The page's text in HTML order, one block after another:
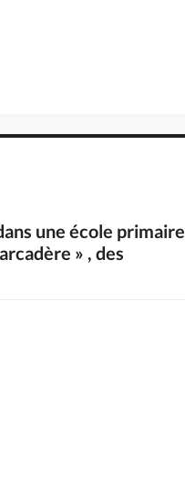
une école primaire
» , des